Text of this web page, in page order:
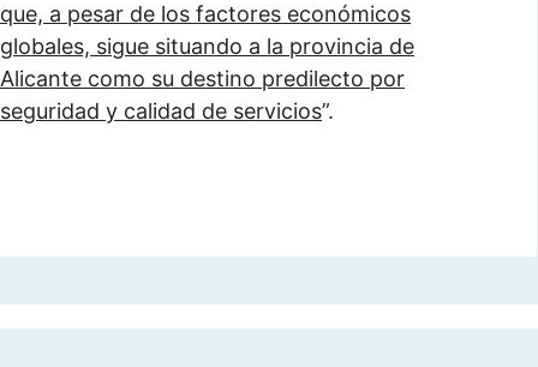
que, a pesar de los factores económicos
globales, sigue situando a la provincia de
Alicante como su destino predilecto por
seguridad y calidad de servicios”.